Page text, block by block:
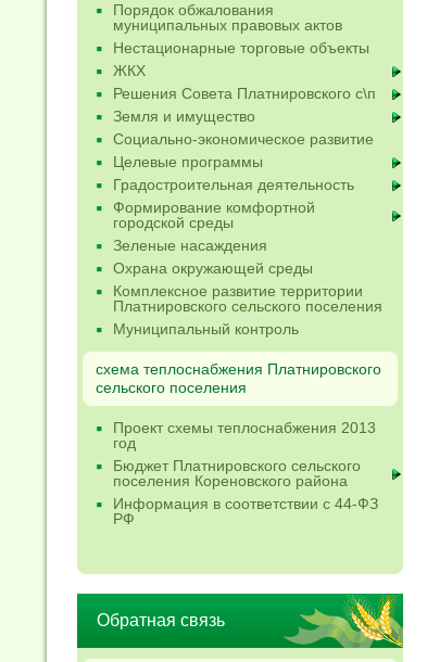
Порядок обжалования
муниципальных правовых актов
Нестационарные торговые объекты
ЖКХ
Решения Совета Платнировского с\п
Земля и имущество
Социально-экономическое развитие
Целевые программы
Градостроительная деятельность
Формирование комфортной
городской среды
Зеленые насаждения
Охрана окружающей среды
Комплексное развитие территории
Платнировского сельского поселения
Муниципальный контроль
схема теплоснабжения Платнировского
сельского поселения
Проект схемы теплоснабжения 2013
год
Бюджет Платнировского сельского
поселения Кореновского района
Информация в соответствии с 44-ФЗ
РФ
Обратная связь